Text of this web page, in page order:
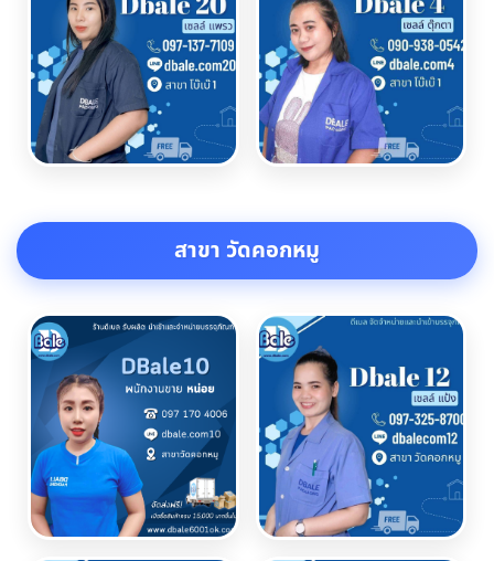
สาขา วัดคอกหมู